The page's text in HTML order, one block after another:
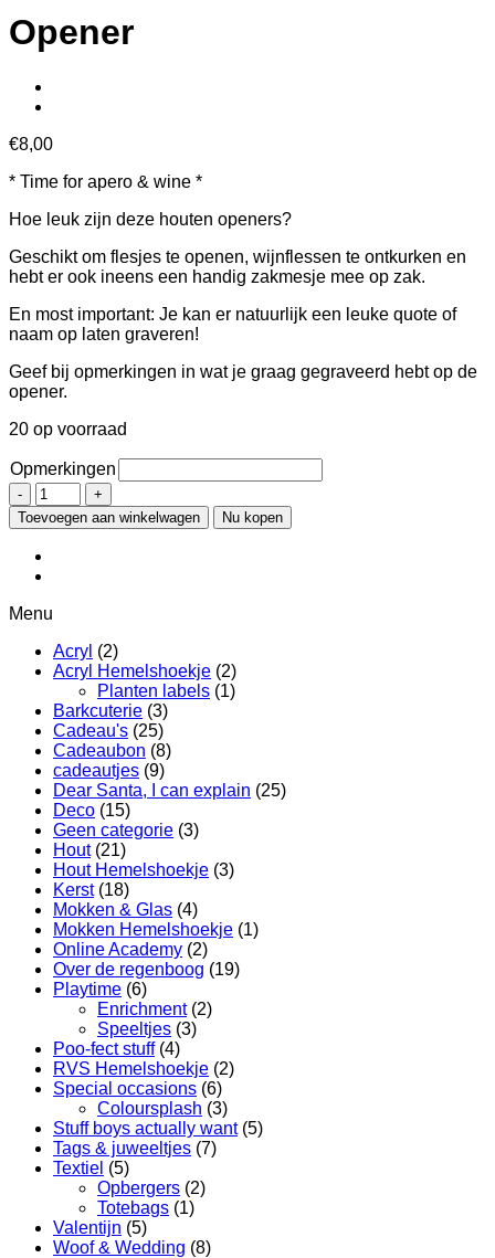
Opener
€8,00
* Time for apero & wine *
Hoe leuk zijn deze houten openers?
Geschikt om flesjes te openen, wijnflessen te ontkurken en
hebt er ook ineens een handig zakmesje mee op zak.
En most important: Je kan er natuurlijk een leuke quote of
naam op laten graveren!
Geef bij opmerkingen in wat je graag gegraveerd hebt op de
opener.
20 op voorraad
Opmerkingen
Opener
aantal
Toevoegen aan winkelwagen Nu kopen
Menu
Acryl (2)
Acryl Hemelshoekje (2)
Planten labels (1)
Barkcuterie (3)
Cadeau's (25)
Cadeaubon (8)
cadeautjes (9)
Dear Santa, I can explain (25)
Deco (15)
Geen categorie (3)
Hout (21)
Hout Hemelshoekje (3)
Kerst (18)
Mokken & Glas (4)
Mokken Hemelshoekje (1)
Online Academy (2)
Over de regenboog (19)
Playtime (6)
Enrichment (2)
Speeltjes (3)
Poo-fect stuff (4)
RVS Hemelshoekje (2)
Special occasions (6)
Coloursplash (3)
Stuff boys actually want (5)
Tags & juweeltjes (7)
Textiel (5)
Opbergers (2)
Totebags (1)
Valentijn (5)
Woof & Wedding (8)